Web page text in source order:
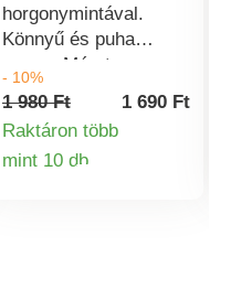
horgonymintával.
Könnyű és puha
anyag. Méret:
70x180cm. Anyag:
35% viszkóz, 65%
poliészter.
- 10%
1 980 Ft
1 690 Ft
Raktáron több
mint 10 db